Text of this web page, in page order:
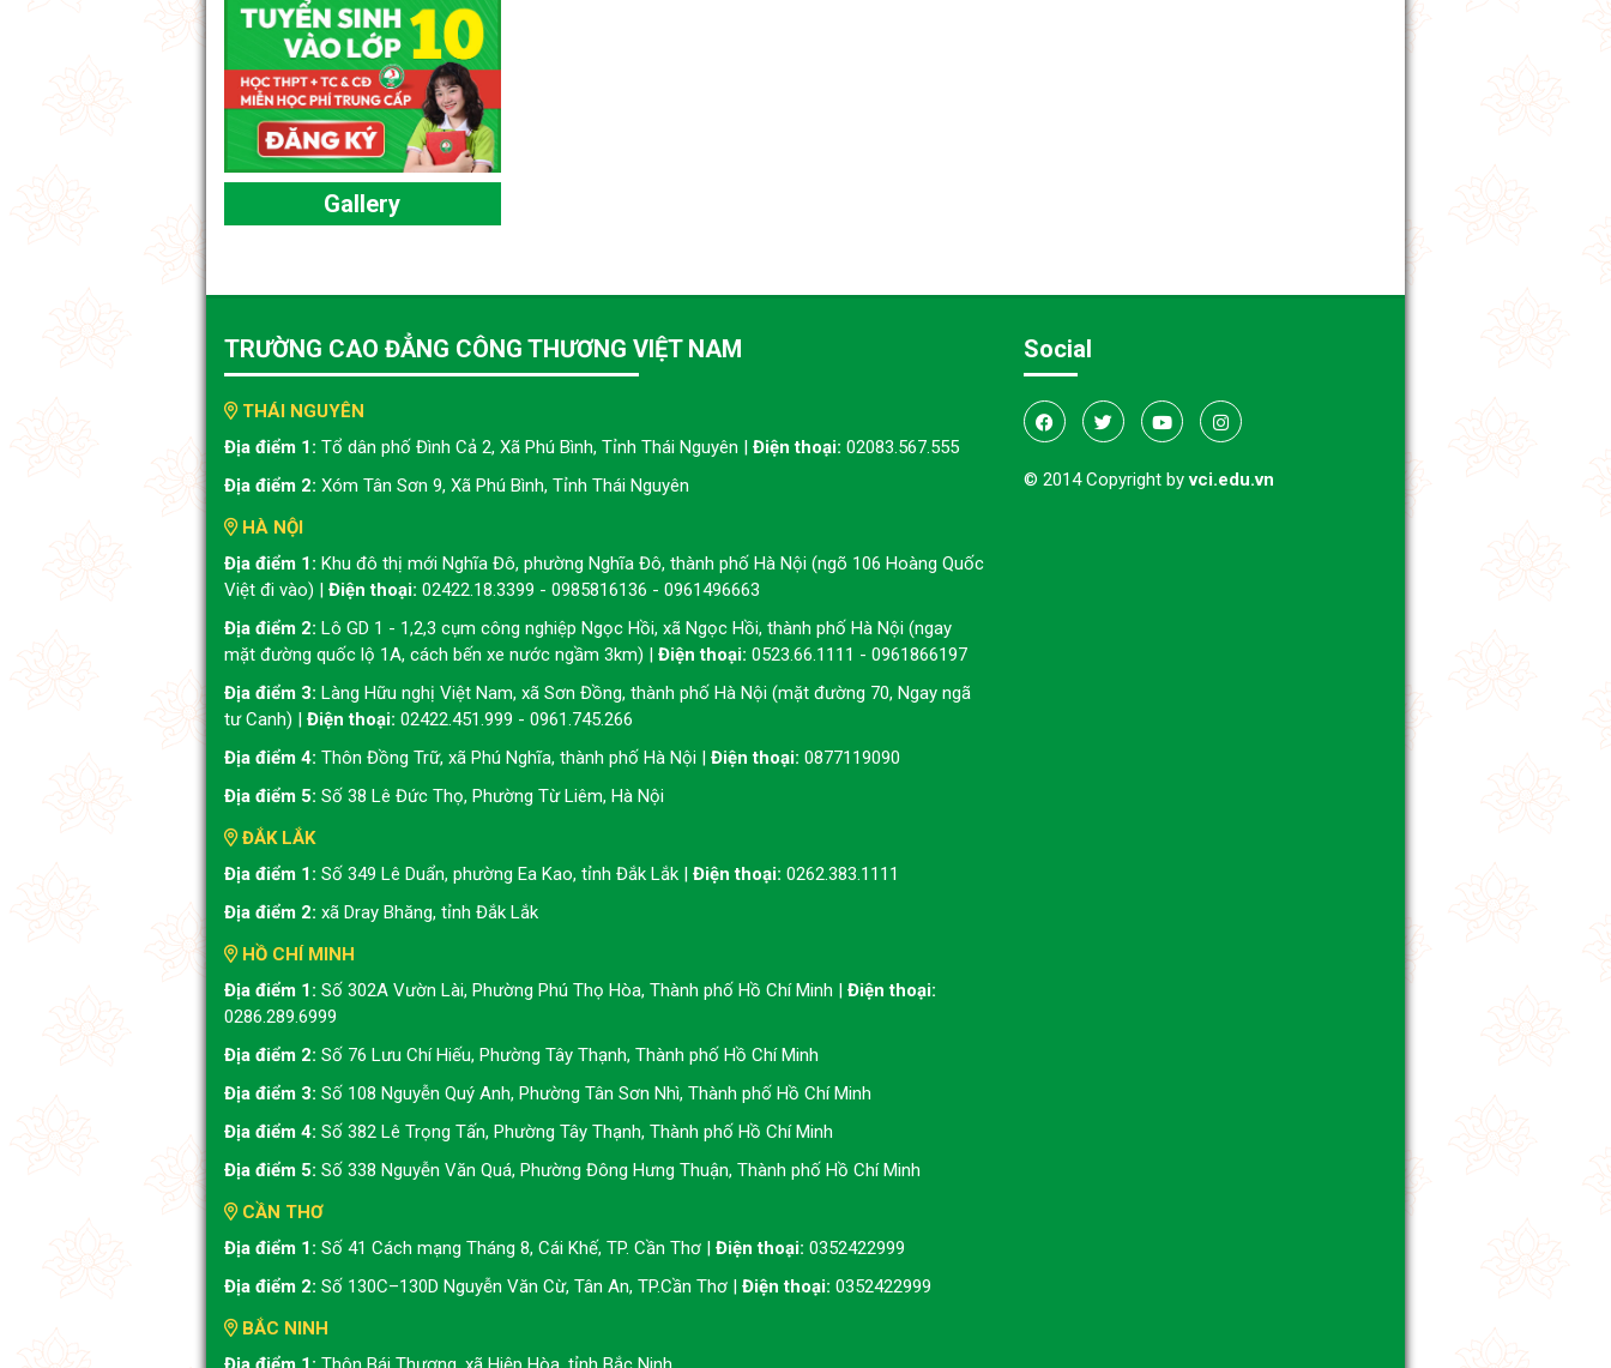
Gallery
TRƯỜNG CAO ĐẲNG CÔNG THƯƠNG VIỆT NAM
THÁI NGUYÊN
Địa điểm 1: Tổ dân phố Đình Cả 2, Xã Phú Bình, Tỉnh Thái Nguyên | Điện thoại: 02083.567.555
Địa điểm 2: Xóm Tân Sơn 9, Xã Phú Bình, Tỉnh Thái Nguyên
HÀ NỘI
Địa điểm 1: Khu đô thị mới Nghĩa Đô, phường Nghĩa Đô, thành phố Hà Nội (ngõ 106 Hoàng Quốc
Việt đi vào) | Điện thoại: 02422.18.3399 - 0985816136 - 0961496663
Địa điểm 2: Lô GD 1 - 1,2,3 cụm công nghiệp Ngọc Hồi, xã Ngọc Hồi, thành phố Hà Nội (ngay
mặt đường quốc lộ 1A, cách bến xe nước ngầm 3km) | Điện thoại: 0523.66.1111 - 0961866197
Địa điểm 3: Làng Hữu nghị Việt Nam, xã Sơn Đồng, thành phố Hà Nội (mặt đường 70, Ngay ngã
tư Canh) | Điện thoại: 02422.451.999 - 0961.745.266
Địa điểm 4: Thôn Đồng Trữ, xã Phú Nghĩa, thành phố Hà Nội | Điện thoại: 0877119090
Địa điểm 5: Số 38 Lê Đức Thọ, Phường Từ Liêm, Hà Nội
ĐẮK LẮK
Địa điểm 1: Số 349 Lê Duẩn, phường Ea Kao, tỉnh Đắk Lắk | Điện thoại: 0262.383.1111
Địa điểm 2: xã Dray Bhăng, tỉnh Đắk Lắk
HỒ CHÍ MINH
Địa điểm 1: Số 302A Vườn Lài, Phường Phú Thọ Hòa, Thành phố Hồ Chí Minh | Điện thoại:
0286.289.6999
Địa điểm 2: Số 76 Lưu Chí Hiếu, Phường Tây Thạnh, Thành phố Hồ Chí Minh
Địa điểm 3: Số 108 Nguyễn Quý Anh, Phường Tân Sơn Nhì, Thành phố Hồ Chí Minh
Địa điểm 4: Số 382 Lê Trọng Tấn, Phường Tây Thạnh, Thành phố Hồ Chí Minh
Địa điểm 5: Số 338 Nguyễn Văn Quá, Phường Đông Hưng Thuận, Thành phố Hồ Chí Minh
CẦN THƠ
Địa điểm 1: Số 41 Cách mạng Tháng 8, Cái Khế, TP. Cần Thơ | Điện thoại: 0352422999
Địa điểm 2: Số 130C–130D Nguyễn Văn Cừ, Tân An, TP.Cần Thơ | Điện thoại: 0352422999
BẮC NINH
Social
© 2014 Copyright byvci.edu.vn